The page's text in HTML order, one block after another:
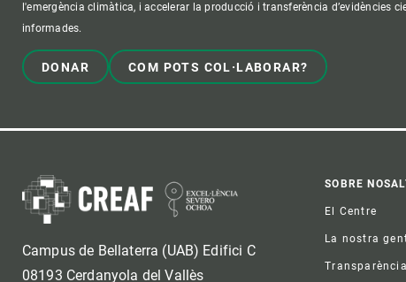
l'emergència climàtica, i accelerar la producció i transferència d’evidències
informades.
DONAR COM POTS COL·LABORAR?
Campus de Bellaterra (UAB) Edifici C
08193 Cerdanyola del Vallès
SOBRE
El Centre
La nostra
Transparència